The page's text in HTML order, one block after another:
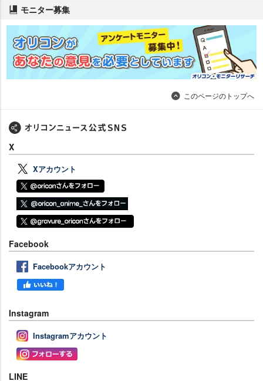
モニター募集
このページのトップへ
X
Xアカウント
Facebook
Facebookアカウント
Instagram
Instagramアカウント
LINE